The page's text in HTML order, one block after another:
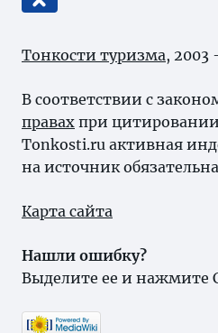
Тонкости туризма, 2003
В соответствии с
правах при
Tonkosti.ru активная
на источник
Карта сайта
Нашли ошибку?
Выделите ее и нажмите